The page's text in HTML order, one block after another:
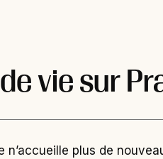
vie sur
n’accueille plus de